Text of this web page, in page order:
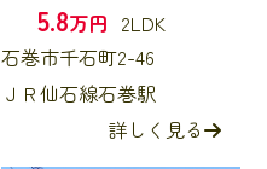
5.8万円 2LDK
石巻市千石町2-46
ＪＲ仙石線石巻駅
詳しく見る